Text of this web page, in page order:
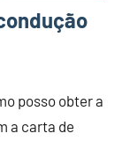
posso obter a
a carta de